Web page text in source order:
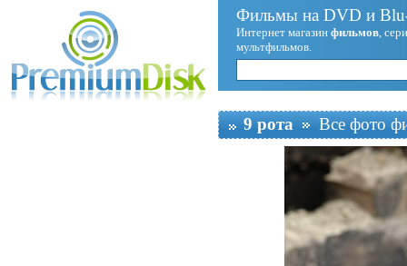
Фильмы на DVD и
Интернет магазин фильмов,
мультфильмов.
9 рота Все фото